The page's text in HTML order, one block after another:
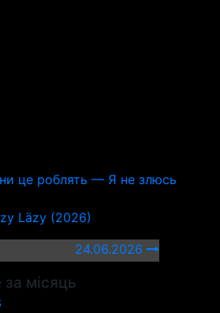
це роблять — Я не злюсь
Läzy (2026)
24.06.2026
місяць